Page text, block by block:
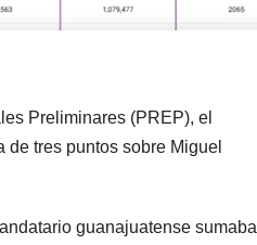
Preliminares (PREP), el
tres puntos sobre Miguel
guanajuatense sumaba